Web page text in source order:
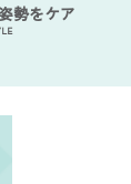
勢をケア